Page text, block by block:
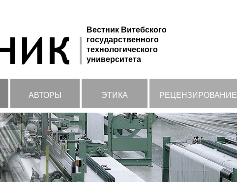
Вестник Витебского
государственного
технологического
университета
АВТОРЫ ЭТИКА РЕЦЕНЗИРОВАНИЕ